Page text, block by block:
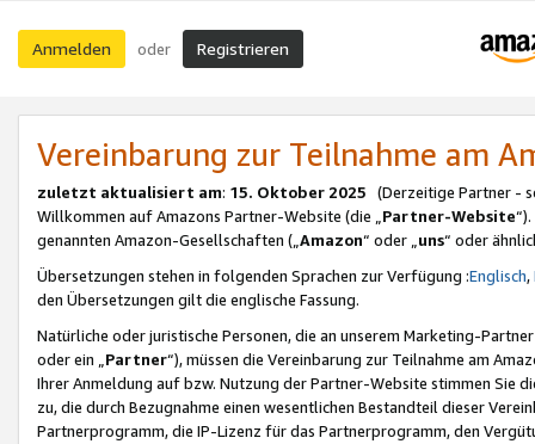
Anmelden oder Registrieren
Vereinbarung zur Teilnahme am
zuletzt aktualisiert am: 15. Oktober 2025 (Derzeitige Partner -
Willkommen auf Amazons Partner-Website (die „Partner-Website
genannten Amazon-Gesellschaften („Amazon“ oder „uns“ oder
Übersetzungen stehen in folgenden Sprachen zur Verfügung :Englisch,
den Übersetzungen gilt die englische Fassung.
Natürliche oder juristische Personen, die an unserem Marketing-
oder ein „Partner“), müssen die Vereinbarung zur Teilnahme am
Ihrer Anmeldung auf bzw. Nutzung der Partner-Website stimmen Sie
zu, die durch Bezugnahme einen wesentlichen Bestandteil dieser
Partnerprogramm, die IP-Lizenz für das Partnerprogramm, den